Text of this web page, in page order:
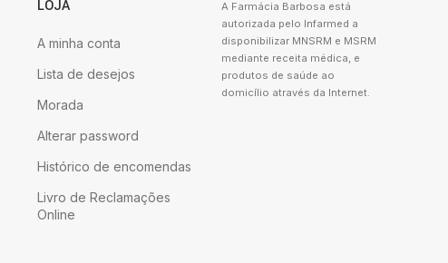
LOJA
A minha conta
Lista de desejos
Morada
Alterar password
Histórico de encomendas
Livro de Reclamações
Online
A Farmácia Barbosa está
autorizada pelo Infarmed a
disponibilizar MNSRM e MSRM
mediante receita médica, e
produtos de saúde ao
domicílio através da Internet.